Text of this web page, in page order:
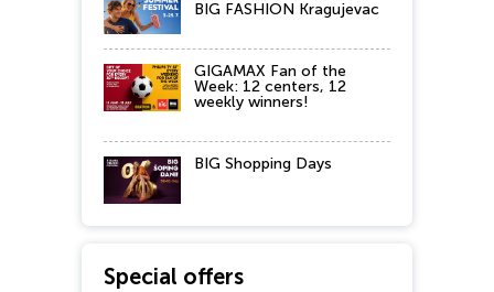
BIG FASHION Kragujevac
GIGAMAX Fan of the
Week: 12 centers, 12
weekly winners!
BIG Shopping Days
Special offers